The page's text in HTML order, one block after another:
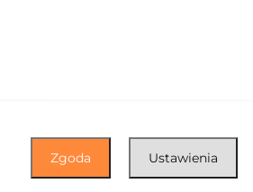
Zgoda Ustawienia